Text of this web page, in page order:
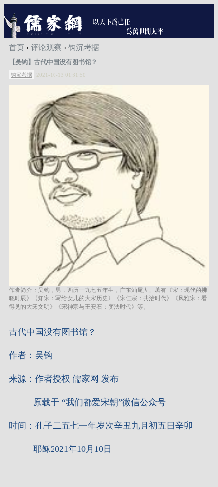
首页 › 评论观察 › 钩沉考据
【吴钩】古代中国没有图书馆？
钩沉考据 2021-10-13 01:31:50
作者简介：吴钩，男，西历一九七五年生，广东汕尾人。著有《宋：现代的拂
晓时辰》《知宋：写给女儿的大宋历史》《宋仁宗：共治时代》《风雅宋：看
得见的大宋文明》《宋神宗与王安石：变法时代》等。
古代中国没有图书馆？
作者：吴钩
来源：作者授权 儒家网 发布
原载于 “我们都爱宋朝”微信公众号
时间：孔子二五七一年岁次辛丑九月初五日辛卯
耶稣2021年10月10日